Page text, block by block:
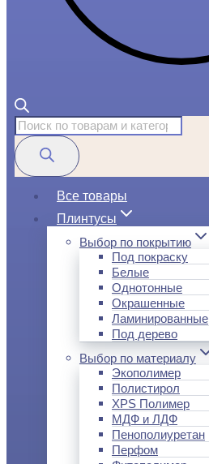
Поиск
товаров
Все товары
Плинтусы
Выбор по покрытию
Под покраску
Белые
Однотонные
Окрашенные
Ламинированные
Под дерево
Выбор по материалу
Экополимер
Полистирол
XPS Полимер
МДФ и ЛДФ
Пенополиуретан
Перфом